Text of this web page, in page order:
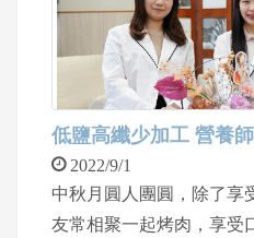
好轉。
低鹽高纖少加工 營養
2022/9/1
中秋月圓人團圓，除了享
友常相聚一起烤肉，享受